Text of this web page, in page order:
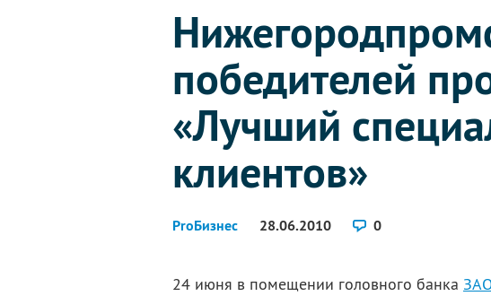
победителей
«Лучший
клиентов»
ProБизнес 28.06.2010 0
24 июня в помещении головного банка